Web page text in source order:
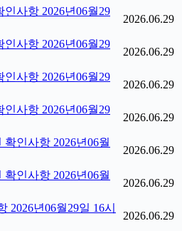
사항 2026년06월29
2026.06.29
사항 2026년06월29
2026.06.29
사항 2026년06월29
2026.06.29
사항 2026년06월29
2026.06.29
인사항 2026년06월
2026.06.29
인사항 2026년06월
2026.06.29
2026년06월29일 16시
2026.06.29